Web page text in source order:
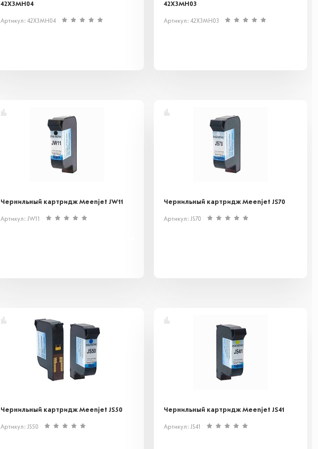
42X3MH04
Артикул: 42X3MH04
42X3MH03
Артикул: 42X3MH03
Чернильный картридж Meenjet JW11
Артикул: JW11
Чернильный картридж Meenjet JS70
Артикул: JS70
Чернильный картридж Meenjet JS50
Артикул: JS50
Чернильный картридж Meenjet JS41
Артикул: JS41